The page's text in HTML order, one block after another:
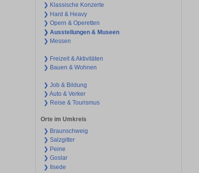
❯ Klassische Konzerte
❯ Hard & Heavy
❯ Opern & Operetten
❯ Ausstellungen & Museen
❯ Messen
❯ Freizeit & Aktivitäten
❯ Bauen & Wohnen
❯ Job & Bildung
❯ Auto & Verker
❯ Reise & Tourismus
Orte im Umkreis
❯ Braunschweig
❯ Salzgitter
❯ Peine
❯ Goslar
❯ Ilsede